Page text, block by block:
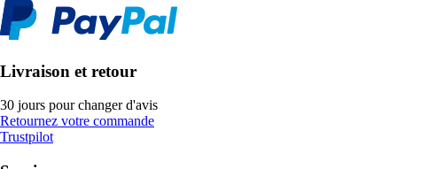
Livraison et retour
30 jours pour changer d'avis
Retournez votre commande
Trustpilot